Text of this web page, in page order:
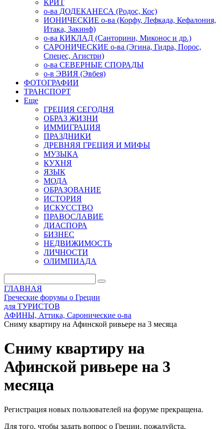
КРИТ
о-ва ДОДЕКАНЕСА (Родос, Кос)
ИОНИЧЕСКИЕ о-ва (Корфу, Лефкада, Кефалония,
Итака, Закинф)
о-ва КИКЛАД (Санторини, Миконос и др.)
САРОНИЧЕСКИЕ о-ва (Эгина, Гидра, Порос,
Спецес, Агистри)
о-ва СЕВЕРНЫЕ СПОРАДЫ
о-в ЭВИЯ (Эвбея)
ФОТОГРАФИИ
ТРАНСПОРТ
Еще
ГРЕЦИЯ СЕГОДНЯ
ОБРАЗ ЖИЗНИ
ИММИГРАЦИЯ
ПРАЗДНИКИ
ДРЕВНЯЯ ГРЕЦИЯ И МИФЫ
МУЗЫКА
КУХНЯ
ЯЗЫК
МОДА
ОБРАЗОВАНИЕ
ИСТОРИЯ
ИСКУССТВО
ПРАВОСЛАВИЕ
ДИАСПОРА
БИЗНЕС
НЕДВИЖИМОСТЬ
ЛИЧНОСТИ
ОЛИМПИАДА
ГЛАВНАЯ
Греческие форумы о Греции
для ТУРИСТОВ
АФИНЫ, Аттика, Саронические о-ва
Сниму квартиру на Афинской ривьере на 3 месяца
Сниму квартиру на
Афинской ривьере на 3
месяца
Регистрация новых пользователей на форуме прекращена.
Для того, чтобы задать вопрос о Греции, пожалуйста,